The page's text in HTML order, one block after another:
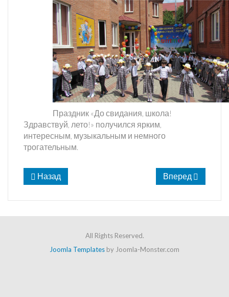
Праздник «До свидания, школа!
Здравствуй, лето!» получился ярким,
интересным, музыкальным и немного
трогательным.
Назад Вперед
All Rights Reserved.
Joomla Templates by Joomla-Monster.com